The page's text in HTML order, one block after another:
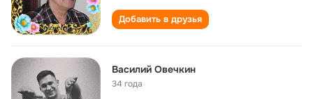
Добавить в друзья
Василий Овечкин
34 года